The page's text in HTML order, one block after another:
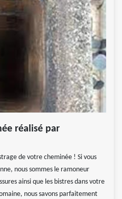
réalisé par
de votre cheminée ! Si vous
nous sommes le ramoneur
ainsi que les bistres dans votre
nous savons parfaitement